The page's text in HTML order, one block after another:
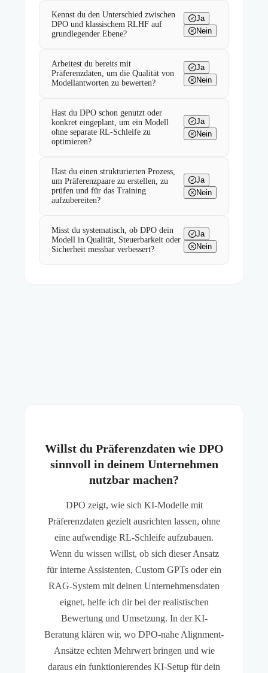
Kennst du den Unterschied zwischen
DPO und klassischem RLHF auf
grundlegender Ebene?
Ja
Nein
Arbeitest du bereits mit
Präferenzdaten, um die Qualität von
Modellantworten zu bewerten?
Ja
Nein
Hast du DPO schon genutzt oder
konkret eingeplant, um ein Modell
ohne separate RL-Schleife zu
optimieren?
Ja
Nein
Hast du einen strukturierten Prozess,
um Präferenzpaare zu erstellen, zu
prüfen und für das Training
aufzubereiten?
Ja
Nein
Misst du systematisch, ob DPO dein
Modell in Qualität, Steuerbarkeit oder
Sicherheit messbar verbessert?
Ja
Nein
Willst du Präferenzdaten wie DPO
sinnvoll in deinem Unternehmen
nutzbar machen?
DPO zeigt, wie sich KI-Modelle mit
Präferenzdaten gezielt ausrichten lassen, ohne
eine aufwendige RL-Schleife aufzubauen.
Wenn du wissen willst, ob sich dieser Ansatz
für interne Assistenten, Custom GPTs oder ein
RAG-System mit deinen Unternehmensdaten
eignet, helfe ich dir bei der realistischen
Bewertung und Umsetzung. In der KI-
Beratung klären wir, wo DPO-nahe Alignment-
Ansätze echten Mehrwert bringen und wie
daraus ein funktionierendes KI-Setup für dein